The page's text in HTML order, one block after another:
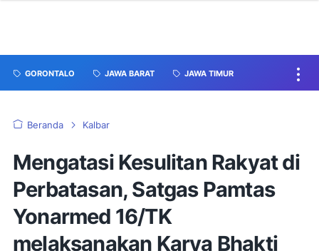
GORONTALO JAWA BARAT JAWA TIMUR
Beranda Kalbar
Mengatasi Kesulitan Rakyat di
Perbatasan, Satgas Pamtas
Yonarmed 16/TK
melaksanakan Karya Bhakti